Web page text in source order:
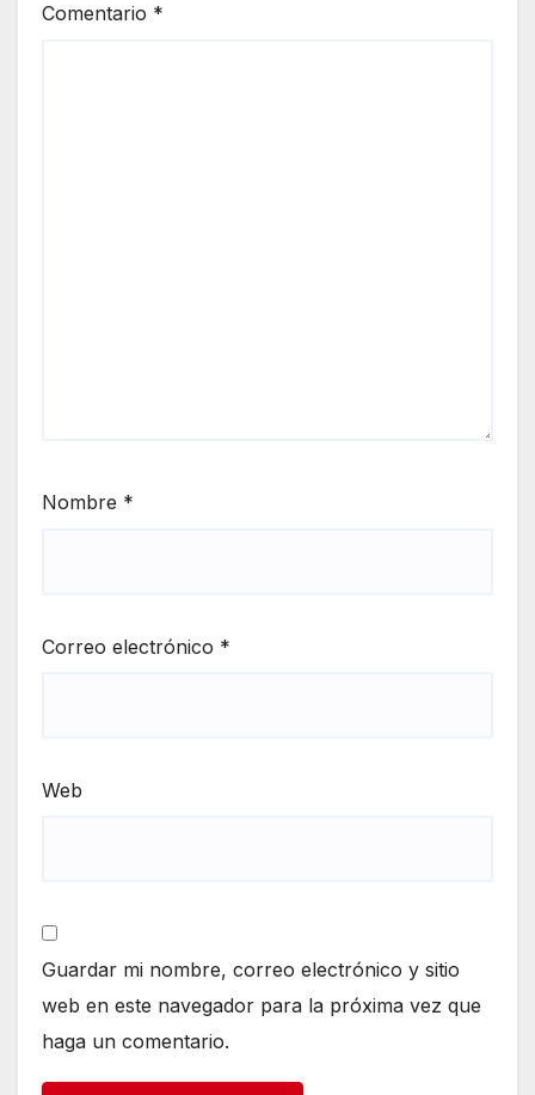
Comentario *
Nombre *
Correo electrónico *
Web
Guardar mi nombre, correo electrónico y sitio
web en este navegador para la próxima vez que
haga un comentario.